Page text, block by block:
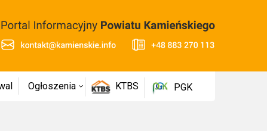
Ogłoszenia KTBS PGK